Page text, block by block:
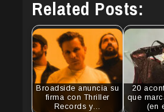
Related Posts:
Broadside anuncia su
firma con Thriller
Records y…
20
que
(en